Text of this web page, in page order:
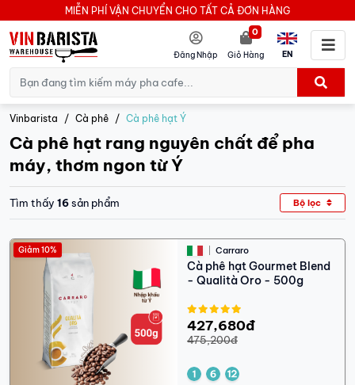
MIỄN PHÍ VẬN CHUYỂN CHO TẤT CẢ ĐƠN HÀNG
Đăng Nhập Giỏ Hàng
0
EN
Vinbarista Cà phê Cà phê hạt Ý
Cà phê hạt rang nguyên chất để pha
máy, thơm ngon từ Ý
Tìm thấy 16sản phẩm Bộ lọc
Carraro
Cà phê hạt Gourmet Blend
- Qualità Oro - 500g
427,680đ
475,200đ
Giảm 10%